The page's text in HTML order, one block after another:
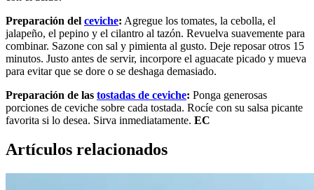
Preparación del ceviche: Agregue los tomates, la cebolla, el
jalapeño, el pepino y el cilantro al tazón. Revuelva suavemente para
combinar. Sazone con sal y pimienta al gusto. Deje reposar otros 15
minutos. Justo antes de servir, incorpore el aguacate picado y mueva
para evitar que se dore o se deshaga demasiado.
Preparación de las tostadas de ceviche: Ponga generosas
porciones de ceviche sobre cada tostada. Rocíe con su salsa picante
favorita si lo desea. Sirva inmediatamente. EC
Artículos relacionados